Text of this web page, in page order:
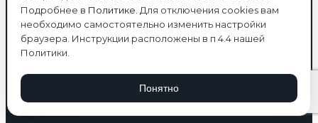
Острова и столешницы
Прихожие
Медиа
Блог
Покупателю
Подробнее в Политике . Для отключения cookies вам
необходимо самостоятельно изменить настройки
браузера. Инструкции расположены в п 4.4 нашей
Политики.
Понятно